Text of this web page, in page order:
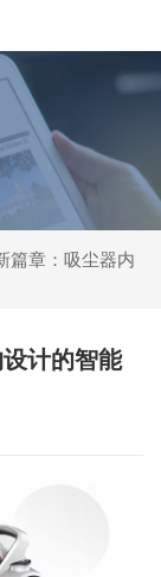
篇章：吸尘器内
计的智能